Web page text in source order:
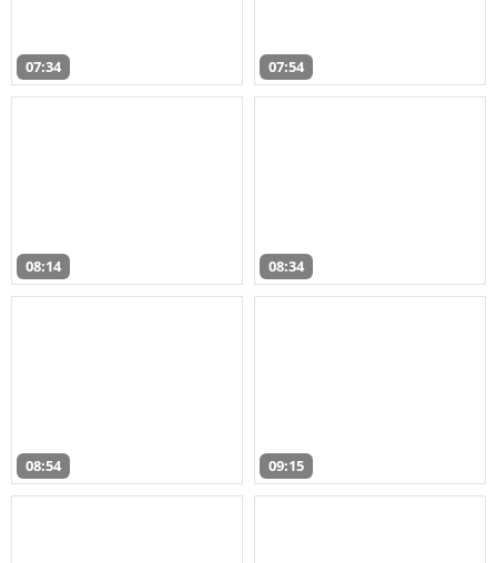
07:34 07:54
08:14 08:34
08:54 09:15